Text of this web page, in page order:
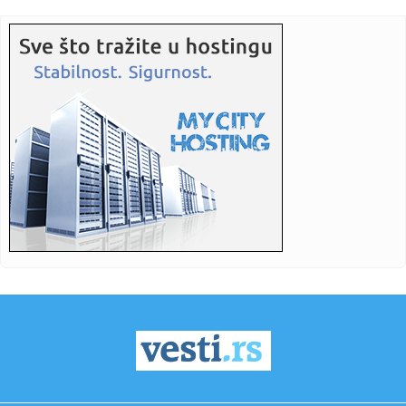
23:54: Aleksić: "Nemamo čega da se plašimo u Kazahstanu"
VIDEO
23:48:
23:47:Škoda Peaq u serijskoj proizvodnji
23:44:"Mesi bi bio Pikaso" VIDEO
23:41:Marinović nakon pobjede: Zaslužili smo još koji gol, ali
svaka...
Partizan demolirao Tobol, Ilić konačno zadovoljan: Na